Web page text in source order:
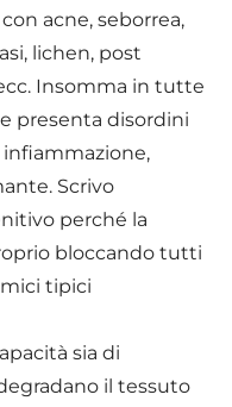
acne, seborrea,
lichen, post
Insomma in tutte
presenta disordini
Scrivo
perché la
bloccando tutti
tipici
sia di
il tessuto